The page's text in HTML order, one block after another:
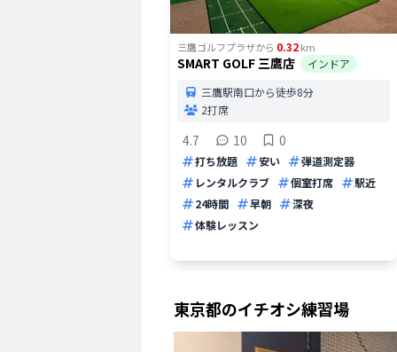
三鷹ゴルフプラザから 0.32km
SMART GOLF 三鷹店
インドア
三鷹駅南口から徒歩8分
2打席
4.7 10 0
打ち放題 安い
弾道測定器
レンタルクラブ
個室打席
駅近
24時間
早朝
深夜
体験レッスン
東京都のイチオシ練習場